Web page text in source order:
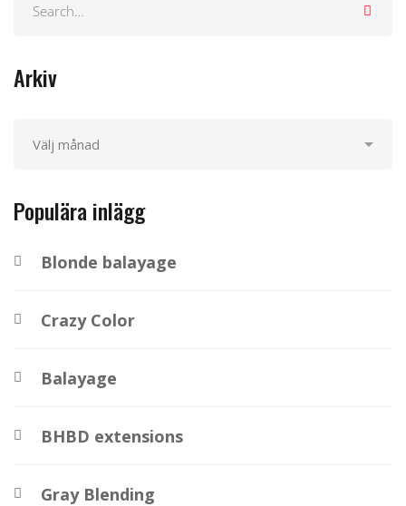
Arkiv
Populära inlägg
Blonde balayage
Crazy Color
Balayage
BHBD extensions
Gray Blending